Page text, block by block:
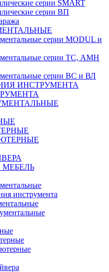
серии SMART
серии ВП
серии MODUL и
серии ТС, АМН
серии ВС и ВЛ
ИНСТРУМЕНТА
инструмента